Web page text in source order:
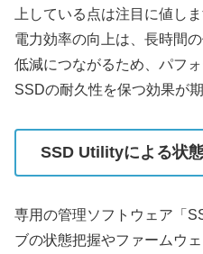
上している点は注目に値しま
電力効率の向上は、長時間
低減につながるため、パフ
SSDの耐久性を保つ効果が期
SSD Utilityによる状
専用の管理ソフトウェア「
ブの状態把握やファームウ